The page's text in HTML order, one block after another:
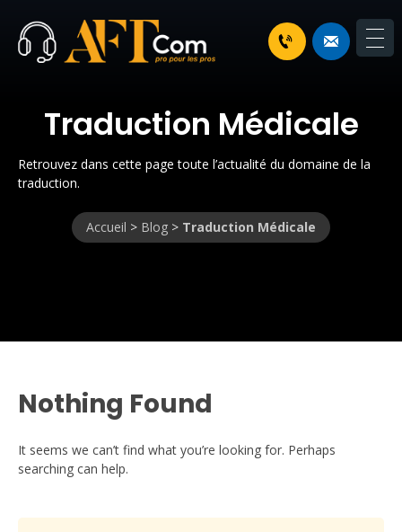
Traduction Médicale
Retrouvez dans cette page toute l’actualité du domaine de la
traduction.
Accueil > Blog > Traduction Médicale
Nothing Found
It seems we can’t find what you’re looking for. Perhaps
searching can help.